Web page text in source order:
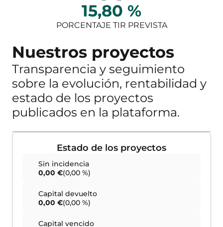
15,80 %
PORCENTAJE TIR PREVISTA
Nuestros proyectos
Transparencia y seguimiento
sobre la evolución, rentabilidad y
estado de los proyectos
publicados en la plataforma.
Estado de los proyectos
Sin incidencia
0,00 €(0,00 %)
Capital devuelto
0,00 €(0,00 %)
Capital vencido